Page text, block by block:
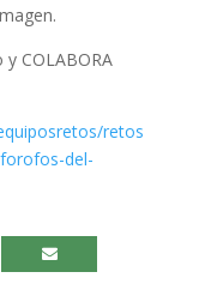
COLABORA
retos
del-